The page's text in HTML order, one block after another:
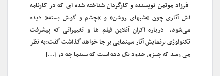
‍ فرزاد موتمن نویسنده و کارگردان شناخته شده ای که در کارنامه
اش آثاری چون “شبهای روشن” و “چشم و گوش بسته” دیده
می‌شود، درباره اکران آنلاین فیلم ها و تغییراتی که پیشرفت
تکنولوژی برنمایش آثار سینمایی بر جا خواهد گذاشت گفت:به نظر
می رسد که چیزی حدود یک دهه است که سینما چه در […]